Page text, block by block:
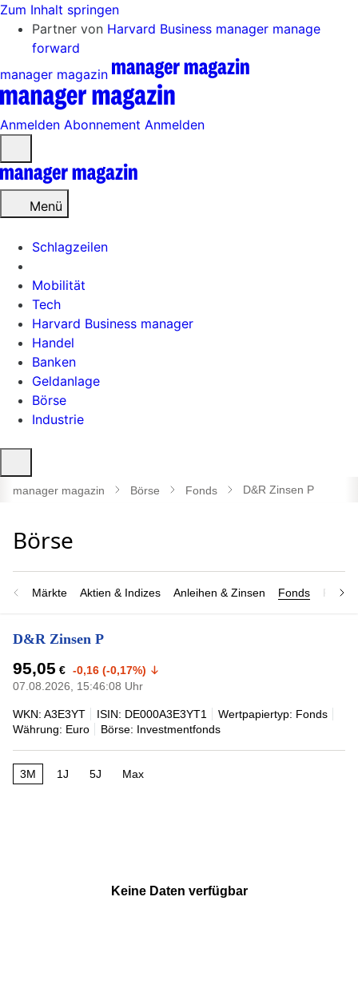
Zum Inhalt springen
Partner von Harvard Business manager manage
forward
manager magazin
Anmelden Abonnement Anmelden
öffnen
Menü
Schlagzeilen
Mobilität
Tech
Harvard Business manager
Handel
Banken
Geldanlage
Börse
Industrie
öffnen
manager magazin Börse Fonds D&R Zinsen P
Märkte Aktien & Indizes Anleihen & Zinsen Fonds
D&R Zinsen P
95,05 € -0,16 (-0,17%)
07.08.2026, 15:46:08 Uhr
WKN: A3E3YT ISIN: DE000A3E3YT1
Wertpapiertyp: Fonds
Währung: Euro
Börse: Investmentfonds
3M 1J 5J Max
Keine Daten verfügbar